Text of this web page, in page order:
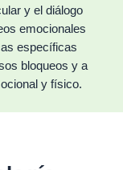
y el diálogo
emocionales
específicas
bloqueos y a
y físico.